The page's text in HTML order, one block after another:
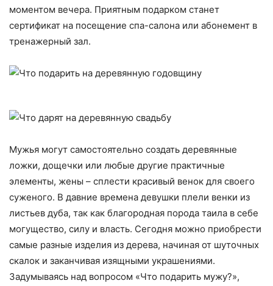
моментом вечера. Приятным подарком станет
сертификат на посещение спа-салона или абонемент в
тренажерный зал.
Мужья могут самостоятельно создать деревянные
ложки, дощечки или любые другие практичные
элементы, жены – сплести красивый венок для своего
суженого. В давние времена девушки плели венки из
листьев дуба, так как благородная порода таила в себе
могущество, силу и власть. Сегодня можно приобрести
самые разные изделия из дерева, начиная от шуточных
скалок и заканчивая изящными украшениями.
Задумываясь над вопросом «Что подарить мужу?»,